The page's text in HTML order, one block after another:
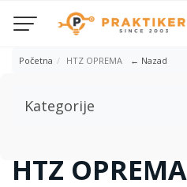
Početna HTZ OPREMA ← Nazad
Kategorije
HTZ OPREMA